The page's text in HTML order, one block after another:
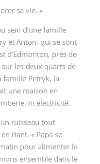
sa vie. »
sein d’une famille
et Anton, qui se sont
d’Edmonton, près de
les deux quarts de
famille Petryk, la
une maison en
ni électricité.
ruisseau tout
riant. « Papa se
pour alimenter le
ensemble dans le